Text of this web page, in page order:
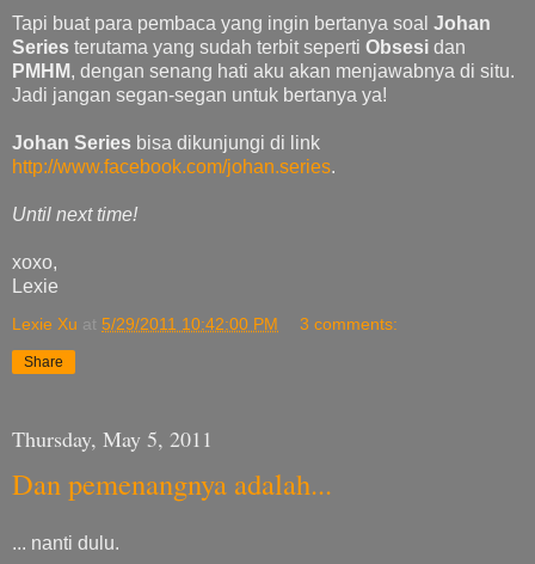
Tapi buat para pembaca yang ingin bertanya soal Johan
Series terutama yang sudah terbit seperti Obsesi dan
PMHM, dengan senang hati aku akan menjawabnya di situ.
Jadi jangan segan-segan untuk bertanya ya!
Johan Series bisa dikunjungi di link
http://www.facebook.com/johan.series.
Until next time!
xoxo,
Lexie
Lexie Xu at 5/29/2011 10:42:00 PM 3 comments:
Share
Thursday, May 5, 2011
Dan pemenangnya adalah...
... nanti dulu.